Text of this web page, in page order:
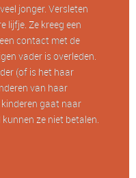
jonger. Versleten
lijfje. Ze kreeg een
contact met de
vader is overleden.
(of is het haar
van haar
kinderen gaat naar
ze niet betalen.